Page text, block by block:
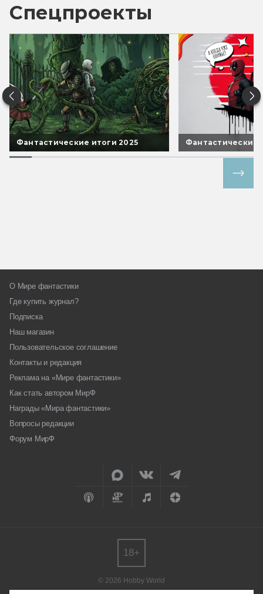
Спецпроекты
Фантастические итоги 2025 Фантастические
О Мире фантастики
Где купить журнал?
Подписка
Наш магазин
Пользовательское соглашение
Контакты и редакция
Реклама на «Мире фантастики»
Как стать автором МирФ
Награды «Мира фантастики»
Вопросы редакции
Форум МирФ
© 2026 Hobby World
18+